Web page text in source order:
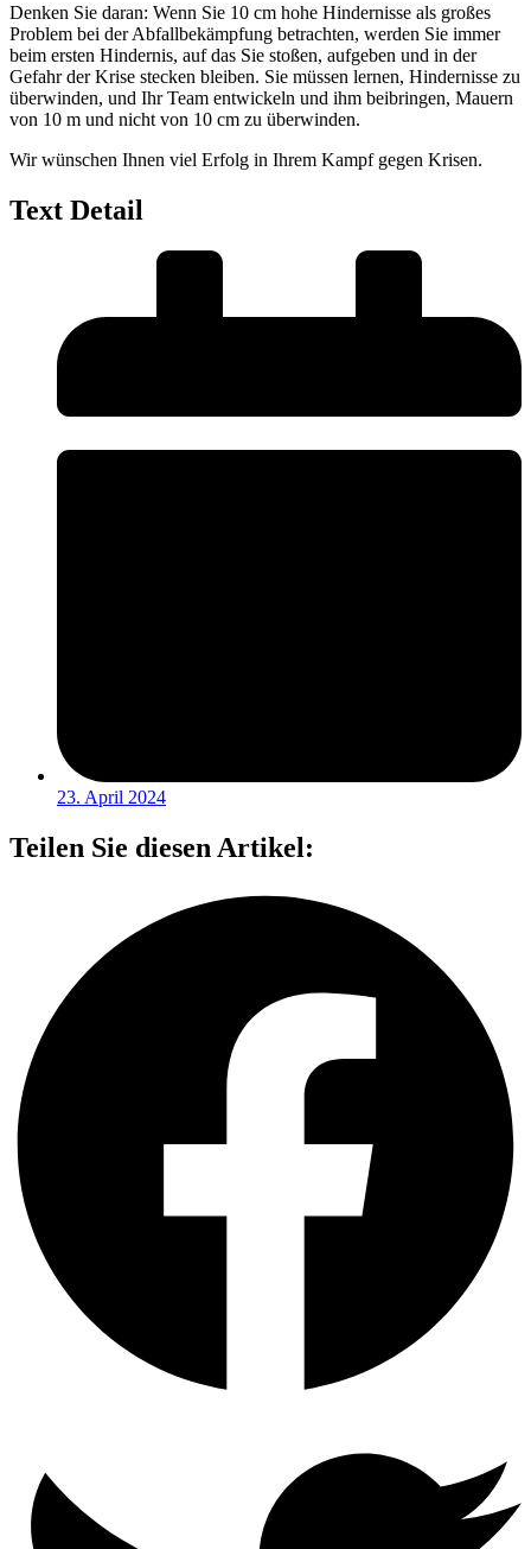
Denken Sie daran: Wenn Sie 10 cm hohe Hindernisse als großes
Problem bei der Abfallbekämpfung betrachten, werden Sie immer
beim ersten Hindernis, auf das Sie stoßen, aufgeben und in der
Gefahr der Krise stecken bleiben. Sie müssen lernen, Hindernisse zu
überwinden, und Ihr Team entwickeln und ihm beibringen, Mauern
von 10 m und nicht von 10 cm zu überwinden.
Wir wünschen Ihnen viel Erfolg in Ihrem Kampf gegen Krisen.
Text Detail
23. April 2024
Teilen Sie diesen Artikel: